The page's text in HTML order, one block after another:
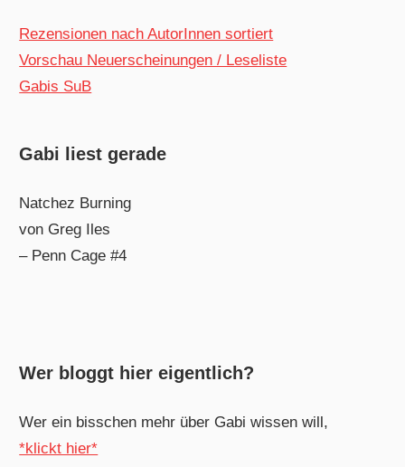
Rezensionen nach AutorInnen sortiert
Vorschau Neuerscheinungen / Leseliste
Gabis SuB
Gabi liest gerade
Natchez Burning
von Greg Iles
– Penn Cage #4
Wer bloggt hier eigentlich?
Wer ein bisschen mehr über Gabi wissen will,
*klickt hier*